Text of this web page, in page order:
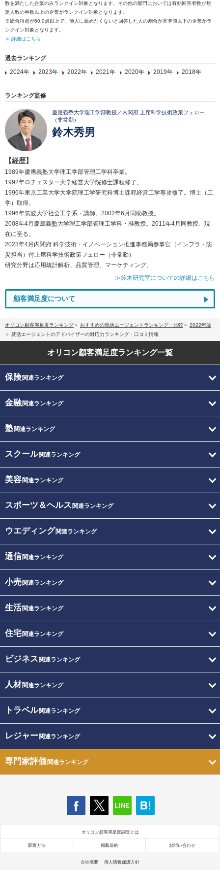
数を満たした企業のみランクイン対象となります。その他の部門においては有効回答者数が規
定人数の半数以上の企業がランクイン対象となります。
※総合得点が60.0点以上で、他人に薦めたくないと回答した人の割合が基準値以下の企業がラ
ンクイン対象となります。
≫ 詳細はこちら
過去ランキング
2024年
2023年 2022年 2021年 2020年 2019年 2018年
ランキング監修
慶應義塾大学理工学部教授／内閣府 上席科学技術政策フェロー
（非常勤）
鈴木秀男
【経歴】
1989年慶應義塾大学理工学部管理工学科卒業。
1992年ロチェスター大学経営大学院修士課程修了。
1996年東京工業大学大学院理工学研究科博士課程経営工学専攻修了。博士（工
学）取得。
1996年筑波大学社会工学系・講師。2002年6月同助教授。
2008年4月慶應義塾大学理工学部管理工学科・准教授。2011年4月同教授、現
在に至る。
2023年4月内閣府 科学技術・イノベーション推進事務局参事官（インフラ・防
災担当）付上席科学技術政策フェロー（非常勤）
研究分野は応用統計解析、品質管理、マーケティング。
≫鈴木研究室についての詳細はこちら
顧客満足度について
オリコン顧客満足度ランキング おすすめの就活エージェントランキング・比較
2022年版
就活エージェントのアドバイザーの対応力ランキング・口コミ情報
オリコン顧客満足度ランキング一覧
保険関連ランキング
金融関連ランキング
塾関連ランキング
スクール関連ランキング
美容関連ランキング
スポーツ＆ヘルス 関連ランキング
ウエディング関連ランキング
通信関連ランキング
小売関連ランキング
生活関連ランキング
住宅関連ランキング
ビジネス 関連ランキング
人材関連ランキング
トラベル関連ランキング
レジャー関連ランキング
専門家評価関連ランキング
オリコン顧客満足度調査とは
調査方法 掲載規約 お問い合わせ
会社概要 個人情報保護方針